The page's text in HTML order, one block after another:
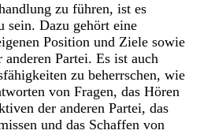
zu führen, ist es
sein. Dazu gehört eine
Position und Ziele sowie
Partei. Es ist auch
zu beherrschen, wie
von Fragen, das Hören
der anderen Partei, das
und das Schaffen von